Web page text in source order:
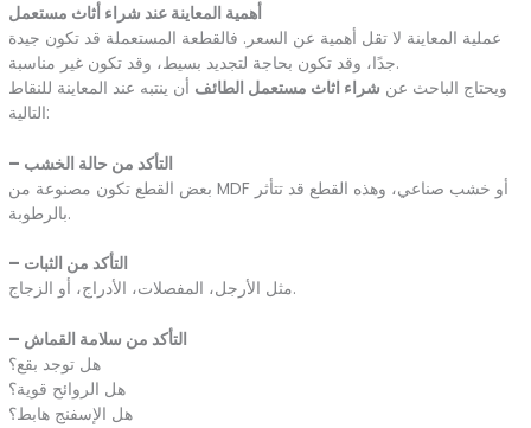
أهمية المعاينة عند شراء أثاث مستعمل
عملية المعاينة لا تقل أهمية عن السعر. فالقطعة المستعملة قد تكون جيدة
جدًا، وقد تكون بحاجة لتجديد بسيط، وقد تكون غير مناسبة.
ويحتاج الباحث عن شراء اثاث مستعمل الطائف أن ينتبه عند المعاينة للنقاط
التالية:
– التأكد من حالة الخشب
بعض القطع تكون مصنوعة من MDF أو خشب صناعي، وهذه القطع قد تتأثر
بالرطوبة.
– التأكد من الثبات
مثل الأرجل، المفصلات، الأدراج، أو الزجاج.
– التأكد من سلامة القماش
هل توجد بقع؟
هل الروائح قوية؟
هل الإسفنج هابط؟